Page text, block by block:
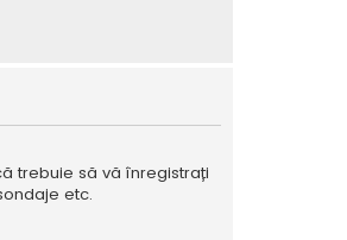
trebuie să vă înregistrați
etc.